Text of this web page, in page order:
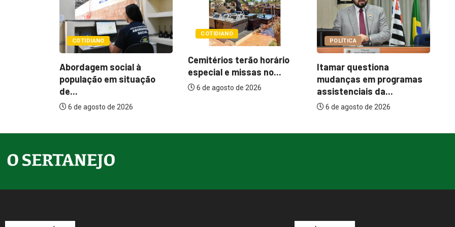
COTIDIANO
especial e missas no...
POLÍTICA
Itamar questiona
mudanças em programas
assistenciais da...
COTIDIANO
Abordagem social à
população em situação
de...
6 de agosto de 2026